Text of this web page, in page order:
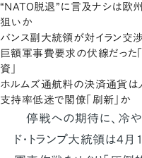
“NATO脱退”に言及ナシは欧
狙いか
バンス副大統領が対イラン交
巨額軍事費要求の伏線だった
資」
ホルムズ通航料の決済通貨は
支持率低迷で閣僚「刷新」か
停戦への期待に、冷や
ド・トランプ大統領は4月1